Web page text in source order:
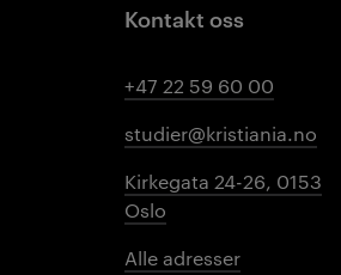
Kontakt oss
+47 22 59 60 00
studier@kristiania.no
Kirkegata 24-26, 0153
Oslo
Alle adresser